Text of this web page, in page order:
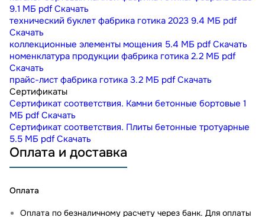
9.1 МБ pdf Скачать
технический буклет фабрика готика 2023 9.4 МБ pdf
Скачать
коллекционные элементы мощения 5.4 МБ pdf Скачать
номенклатура продукции фабрика готика 2.2 МБ pdf
Скачать
прайс-лист фабрика готика 3.2 МБ pdf Скачать
Сертификаты
Сертификат соответствия. Камни бетонные бортовые 1
МБ pdf Скачать
Сертификат соответствия. Плиты бетонные тротуарные
5.5 МБ pdf Скачать
Оплата и доставка
Оплата
Оплата по безналичному расчету через банк. Для оплаты